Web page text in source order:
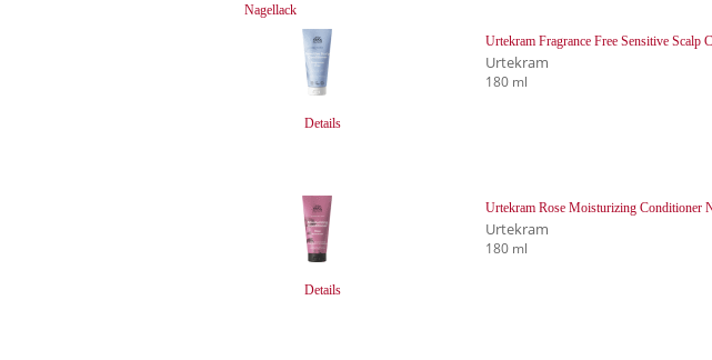
Nagellack
Details
Urtekram Fragrance Free Sensitive Scalp
Urtekram
180 ml
Details
Urtekram Rose Moisturizing Conditioner
Urtekram
180 ml